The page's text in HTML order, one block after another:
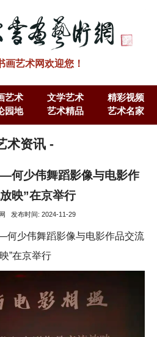
画艺术网欢迎您！
艺术 文学艺术
精彩视频
园地 艺术精品 艺术名家
术资讯 -
何少伟舞蹈影像与电影作
映”在京举行
发布时间: 2024-11-29
少伟舞蹈影像与电影作品交流
”在京举行